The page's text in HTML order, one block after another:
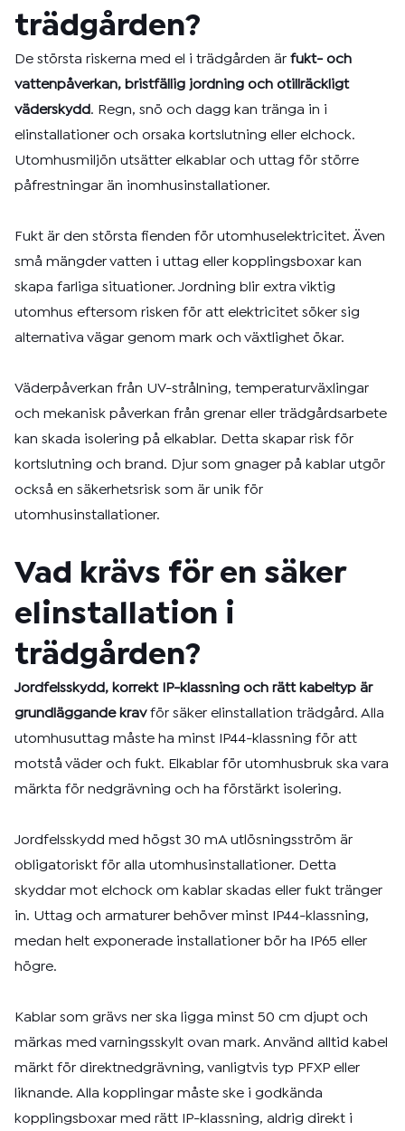
trädgården?
De största riskerna med el i trädgården är fukt- och
vattenpåverkan, bristfällig jordning och otillräckligt
väderskydd . Regn, snö och dagg kan tränga in i
elinstallationer och orsaka kortslutning eller elchock.
Utomhusmiljön utsätter elkablar och uttag för större
påfrestningar än inomhusinstallationer.
Fukt är den största fienden för utomhuselektricitet. Även
små mängder vatten i uttag eller kopplingsboxar kan
skapa farliga situationer. Jordning blir extra viktig
utomhus eftersom risken för att elektricitet söker sig
alternativa vägar genom mark och växtlighet ökar.
Väderpåverkan från UV-strålning, temperaturväxlingar
och mekanisk påverkan från grenar eller trädgårdsarbete
kan skada isolering på elkablar. Detta skapar risk för
kortslutning och brand. Djur som gnager på kablar utgör
också en säkerhetsrisk som är unik för
utomhusinstallationer.
Vad krävs för en säker
elinstallation i
trädgården?
Jordfelsskydd, korrekt IP-klassning och rätt kabeltyp är
grundläggande kravför säker elinstallation trädgård. Alla
utomhusuttag måste ha minst IP44-klassning för att
motstå väder och fukt. Elkablar för utomhusbruk ska vara
märkta för nedgrävning och ha förstärkt isolering.
Jordfelsskydd med högst 30 mA utlösningsström är
obligatoriskt för alla utomhusinstallationer. Detta
skyddar mot elchock om kablar skadas eller fukt tränger
in. Uttag och armaturer behöver minst IP44-klassning,
medan helt exponerade installationer bör ha IP65 eller
högre.
Kablar som grävs ner ska ligga minst 50 cm djupt och
märkas med varningsskylt ovan mark. Använd alltid kabel
märkt för direktnedgrävning, vanligtvis typ PFXP eller
liknande. Alla kopplingar måste ske i godkända
kopplingsboxar med rätt IP-klassning, aldrig direkt i